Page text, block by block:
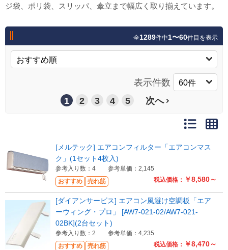
ジ袋、ポリ袋、スリッパ、傘立まで幅広く取り揃えています。
全1289件中1〜60件目を表示
表示件数
1
2 3 4 5 次へ
おすすめ 売れ筋 税込価格： ￥8,580～
[メルテック] エアコンフィルター「エアコンマス
ク」(1セット4枚入)
参考入り数：4 参考単価：2,145
おすすめ 売れ筋 税込価格： ￥8,470～
[ダイアンサービス] エアコン風避け空調板「エア
ーウィング・プロ」 [AW7-021-02/AW7-021-
02BK](2台セット)
参考入り数：2 参考単価：4,235